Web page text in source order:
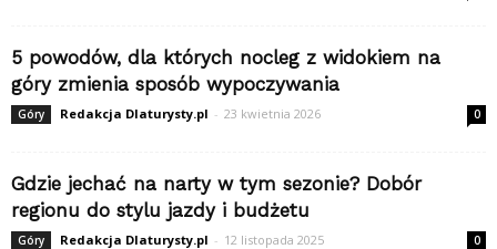
5 powodów, dla których nocleg z widokiem na
góry zmienia sposób wypoczywania
Góry Redakcja Dlaturysty.pl - 23 kwietnia 2026 0
Gdzie jechać na narty w tym sezonie? Dobór
regionu do stylu jazdy i budżetu
Góry Redakcja Dlaturysty.pl - 12 listopada 2025 0